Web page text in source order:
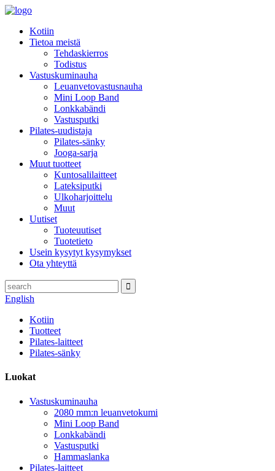
Kotiin
Tietoa meistä
Tehdaskierros
Todistus
Vastuskuminauha
Leuanvetovastusnauha
Mini Loop Band
Lonkkabändi
Vastusputki
Pilates-uudistaja
Pilates-sänky
Jooga-sarja
Muut tuotteet
Kuntosalilaitteet
Lateksiputki
Ulkoharjoittelu
Muut
Uutiset
Tuoteuutiset
Tuotetieto
Usein kysytyt kysymykset
Ota yhteyttä
English
Kotiin
Tuotteet
Pilates-laitteet
Pilates-sänky
Luokat
Vastuskuminauha
2080 mm:n leuanvetokumi
Mini Loop Band
Lonkkabändi
Vastusputki
Hammaslanka
Pilates-laitteet